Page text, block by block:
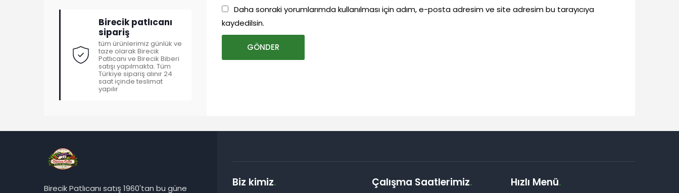
Daha sonraki yorumlarımda kullanılması için adım, e-posta adresim ve site adresim bu tarayıcıya
kaydedilsin.
Birecik patlıcanı
sipariş
tüm ürünlerimiz günlük ve
taze olarak Birecik
Patlıcanı ve Birecik Biberi
satışı yapılmakta. Tüm
Türkiye sipariş alınır 24
saat içinde teslimat
yapılır
Birecik Patlıcanı satış 1960'tan bu güne
Biz kimiz. Çalışma Saatlerimiz. Hızlı Menü.